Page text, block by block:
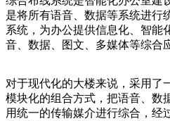
是将所有语音、数据等系统进行
系统，为办公提供信息化、智能
音、数据、图文、多媒体等综合
对于现代化的大楼来说，采用了
模块化的组合方式，把语音、数
用统一的传输媒介进行综合，经